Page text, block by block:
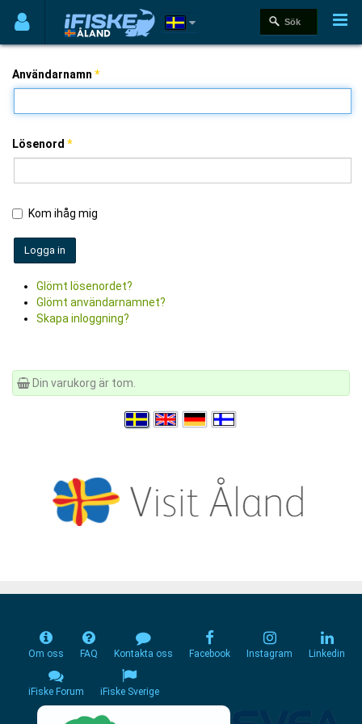
Användarnamn *
Lösenord *
Kom ihåg mig
Logga in
Glömt lösenordet?
Glömt användarnamnet?
Skapa inloggning?
Din varukorg är tom.
Om oss FAQ Kontakta oss Facebook Instagram Linkedin
iFiske Forum iFiske Sverige